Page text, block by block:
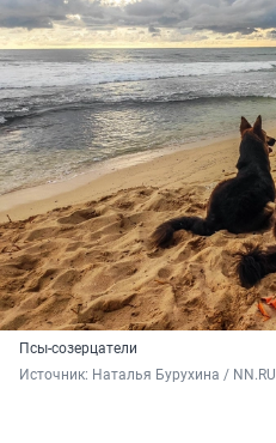
Псы-созерцатели
Источник: Наталья Бурухина / NN.RU